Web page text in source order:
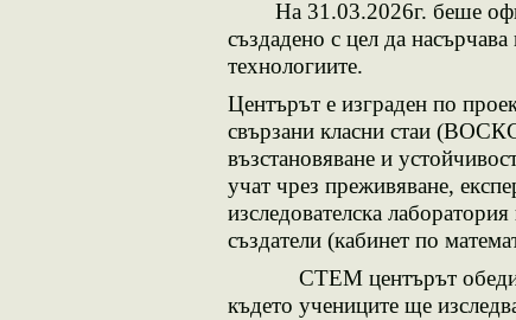
На 31.03.2026г. беше
създадено с цел да
технологиите.
Центърът е изграден по
свързани класни стаи
възстановяване и устойчивост
учат чрез преживяване,
изследователска
създатели (кабинет по
СТЕМ центърът обединява
където учениците ще